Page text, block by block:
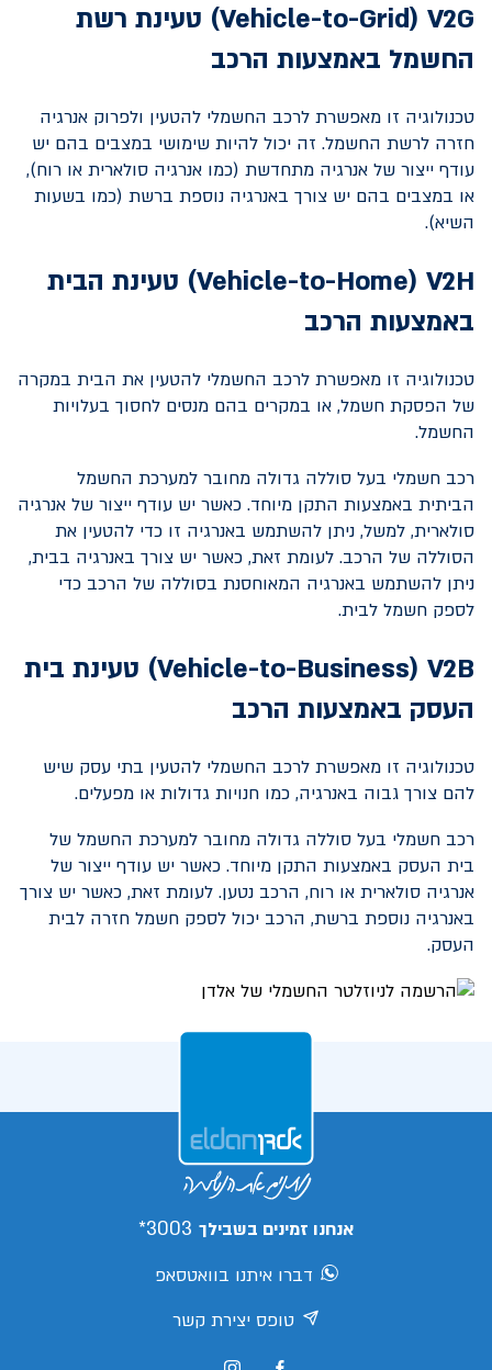
V2G
(
Vehicle-to-Grid) טעינת רשת
החשמל באמצעות הרכב
טכנולוגיה זו מאפשרת לרכב החשמלי להטעין ולפרוק אנרגיה
חזרה לרשת החשמל. זה יכול להיות שימושי במצבים בהם יש
עודף ייצור של אנרגיה מתחדשת (כמו אנרגיה סולארית או רוח),
או במצבים בהם יש צורך באנרגיה נוספת ברשת (כמו בשעות
השיא).
V2H
(
Vehicle-to-Home) טעינת הבית
באמצעות הרכב
טכנולוגיה זו מאפשרת לרכב החשמלי להטעין את הבית במקרה
של הפסקת חשמל, או במקרים בהם מנסים לחסוך בעלויות
החשמל.
רכב חשמלי בעל סוללה גדולה מחובר למערכת החשמל
הביתית באמצעות התקן מיוחד. כאשר יש עודף ייצור של אנרגיה
סולארית, למשל, ניתן להשתמש באנרגיה זו כדי להטעין את
הסוללה של הרכב. לעומת זאת, כאשר יש צורך באנרגיה בבית,
ניתן להשתמש באנרגיה המאוחסנת בסוללה של הרכב כדי
לספק חשמל לבית.
V2B
(
Vehicle-to-Business) טעינת בית
העסק באמצעות הרכב
טכנולוגיה זו מאפשרת לרכב החשמלי להטעין בתי עסק שיש
להם צורך גבוה באנרגיה, כמו חנויות גדולות או מפעלים.
רכב חשמלי בעל סוללה גדולה מחובר למערכת החשמל של
בית העסק באמצעות התקן מיוחד. כאשר יש עודף ייצור של
אנרגיה סולארית או רוח, הרכב נטען. לעומת זאת, כאשר יש צורך
באנרגיה נוספת ברשת, הרכב יכול לספק חשמל חזרה לבית
העסק.
אנחנו זמינים בשבילך 3003*
דברו איתנו בוואטסאפ
טופס יצירת קשר